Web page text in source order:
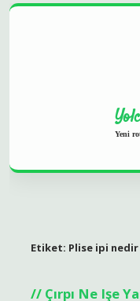
Yeni
Etiket: Plise ipi nedir
Çırpı Ne Işe